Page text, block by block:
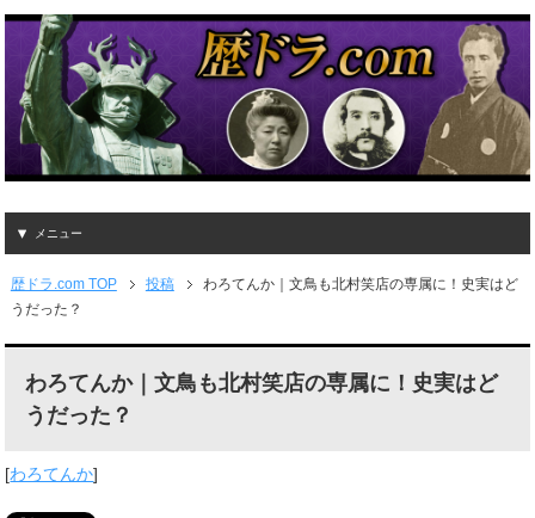
メニュー
歴ドラ.com TOP 投稿
わろてんか｜文鳥も北村笑店の専属に！史実はど
うだった？
わろてんか｜文鳥も北村笑店の専属に！史実はど
うだった？
[わろてんか]